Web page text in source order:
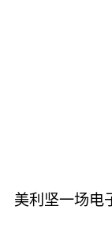
美利坚一场电